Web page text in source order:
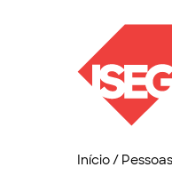
Início/ Pessoas